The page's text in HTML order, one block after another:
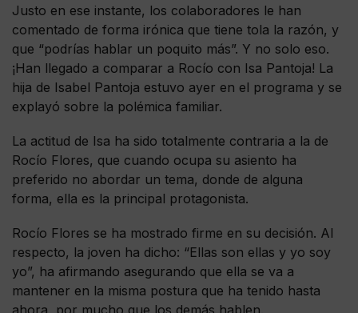
Justo en ese instante, los colaboradores le han
comentado de forma irónica que tiene tola la razón, y
que “podrías hablar un poquito más”. Y no solo eso.
¡Han llegado a comparar a Rocío con Isa Pantoja! La
hija de Isabel Pantoja estuvo ayer en el programa y se
explayó sobre la polémica familiar.
La actitud de Isa ha sido totalmente contraria a la de
Rocío Flores, que cuando ocupa su asiento ha
preferido no abordar un tema, donde de alguna
forma, ella es la principal protagonista.
Rocío Flores se ha mostrado firme en su decisión. Al
respecto, la joven ha dicho: “Ellas son ellas y yo soy
yo”, ha afirmando asegurando que ella se va a
mantener en la misma postura que ha tenido hasta